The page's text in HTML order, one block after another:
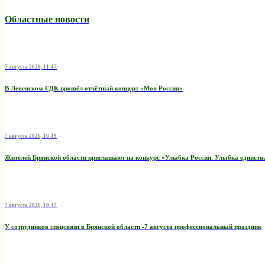
Областные новости
7 августа 2026, 11:47
В Левенском СДК прошёл отчётный концерт «Моя Россия»
7 августа 2026, 10:19
Жителей Брянской области приглашают на конкурс «Улыбка России. Улыбка
7 августа 2026, 10:17
У сотрудников спецсвязи в Брянской области -7 августа профессиональный праздник